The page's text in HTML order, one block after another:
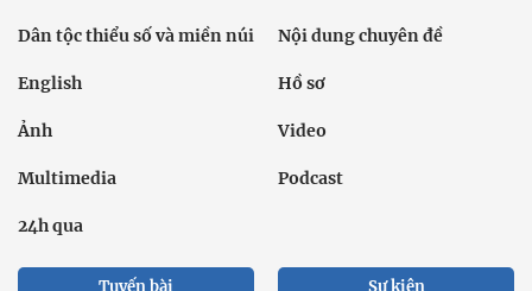
Dân tộc thiểu số và miền núi Nội dung chuyên đề
English Hồ sơ
Ảnh Video
Multimedia Podcast
24h qua
Tuyến bài Sự kiện